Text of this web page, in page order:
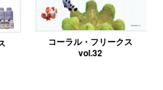
コーラル・フリークス
vol.32